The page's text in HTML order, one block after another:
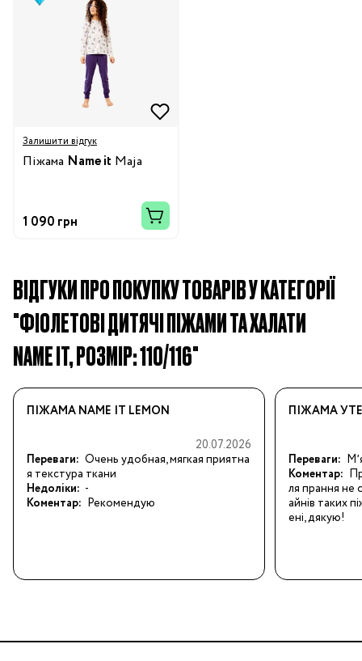
Залишити відгук
Піжама Name it Maja
1 090 грн
ВІДГУКИ ПРО ПОКУПКУ ТОВАРІВ У КАТЕГОРІЇ
"ФІОЛЕТОВІ ДИТЯЧІ ПІЖАМИ ТА ХАЛАТИ
NAME IT, РОЗМІР: 110/116"
ПІЖАМА NAME IT LEMON
20.07.2026
Переваги: Очень удобная, мягкая приятна
я текстура ткани
Недоліки: -
Коментар: Рекомендую
ПІЖАМА
Переваги:
Коментар:
ля прання не
айнів таких
ені, дякую!